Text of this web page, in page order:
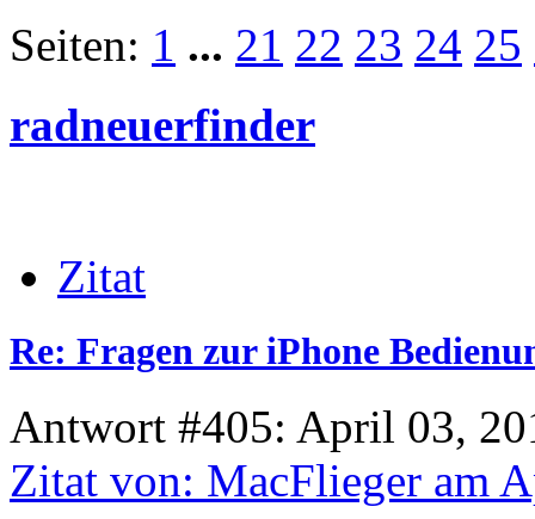
Seiten: 1 ... 21 22 23 24 25
radneuerfinder
Zitat
Re: Fragen zur iPhone
Antwort #405: April 03,
Zitat von: MacFlieger am